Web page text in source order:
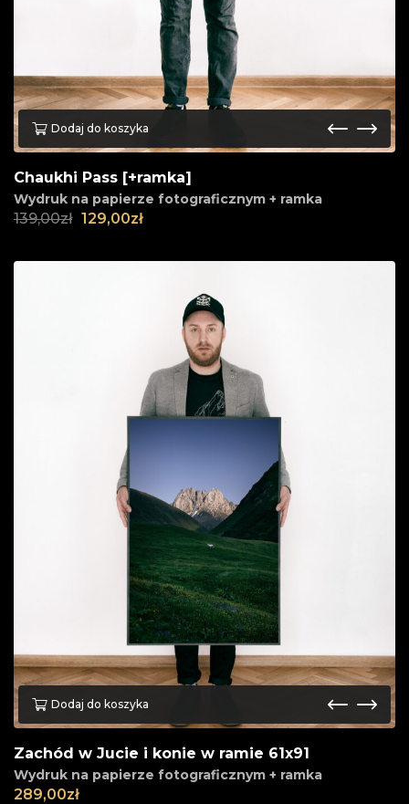
Dodaj do koszyka
Chaukhi Pass [+ramka]
Wydruk na papierze fotograficznym + ramka
139,00zł 129,00zł
Dodaj do koszyka
Zachód w Jucie i konie w ramie 61x91
Wydruk na papierze fotograficznym + ramka
289,00zł